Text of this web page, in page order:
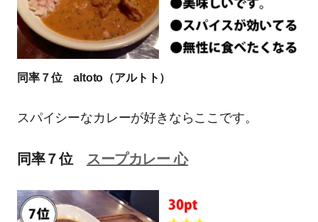
同率７位 altoto（アルトト）
スパイシーなカレーが好きならここです。
同率７位 スープカレー 心